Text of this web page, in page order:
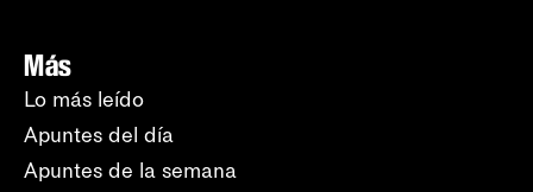
Más
Lo más leído
Apuntes del día
Apuntes de la semana